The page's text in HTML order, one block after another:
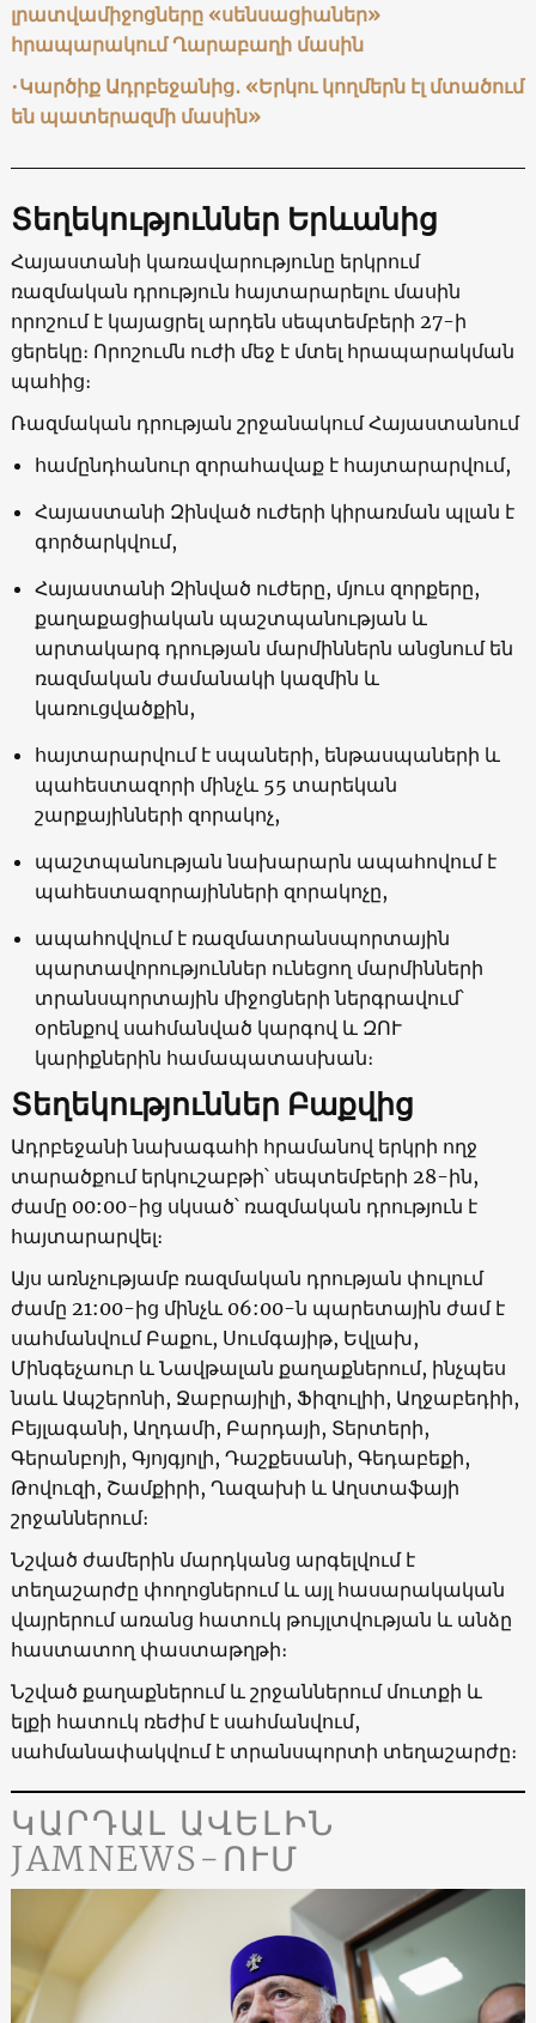
լրատվամիջոցները «սենսացիաներ»
հրապարակում Ղարաբաղի մասին
•Կարծիք Ադրբեջանից․ «Երկու կողմերն էլ մտածում
են պատերազմի մասին»
Տեղեկություններ Երևանից
Հայաստանի կառավարությունը երկրում
ռազմական դրություն հայտարարելու մասին
որոշում է կայացրել արդեն սեպտեմբերի 27-ի
ցերեկը։ Որոշումն ուժի մեջ է մտել հրապարակման
պահից։
Ռազմական դրության շրջանակում Հայաստանում
համընդհանուր զորահավաք է հայտարարվում,
Հայաստանի Զինված ուժերի կիրառման պլան է
գործարկվում,
Հայաստանի Զինված ուժերը, մյուս զորքերը,
քաղաքացիական պաշտպանության և
արտակարգ դրության մարմիններն անցնում են
ռազմական ժամանակի կազմին և
կառուցվածքին,
հայտարարվում է սպաների, ենթասպաների և
պահեստազորի մինչև 55 տարեկան
շարքայինների զորակոչ,
պաշտպանության նախարարն ապահովում է
պահեստազորայինների զորակոչը,
ապահովվում է ռազմատրանսպորտային
պարտավորություններ ունեցող մարմինների
տրանսպորտային միջոցների ներգրավում՝
օրենքով սահմանված կարգով և ԶՈՒ
կարիքներին համապատասխան։
Տեղեկություններ Բաքվից
Ադրբեջանի նախագահի հրամանով երկրի ողջ
տարածքում երկուշաբթի՝ սեպտեմբերի 28-ին,
ժամը 00:00-ից սկսած՝ ռազմական դրություն է
հայտարարվել։
Այս առնչությամբ ռազմական դրության փուլում
ժամը 21:00-ից մինչև 06:00-ն պարետային ժամ է
սահմանվում Բաքու, Սումգայիթ, Եվլախ,
Մինգեչաուր և Նավթալան քաղաքներում, ինչպես
նաև Ապշերոնի, Ջաբրայիլի, Ֆիզուլիի, Աղջաբեդիի,
Բեյլագանի, Աղդամի, Բարդայի, Տերտերի,
Գերանբոյի, Գյոյգյոլի, Դաշքեսանի, Գեդաբեքի,
Թովուզի, Շամքիրի, Ղազախի և Աղստաֆայի
շրջաններում։
Նշված ժամերին մարդկանց արգելվում է
տեղաշարժը փողոցներում և այլ հասարակական
վայրերում առանց հատուկ թույլտվության և անձը
հաստատող փաստաթղթի։
Նշված քաղաքներում և շրջաններում մուտքի և
ելքի հատուկ ռեժիմ է սահմանվում,
սահմանափակվում է տրանսպորտի տեղաշարժը։
ԿԱՐԴԱԼ ԱՎԵԼԻՆ
JAMNEWS-ՈՒՄ